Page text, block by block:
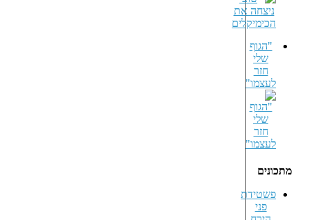
"הגוף
שלי
חזר
לעצמו"
מתכונים
פשטידת
פני